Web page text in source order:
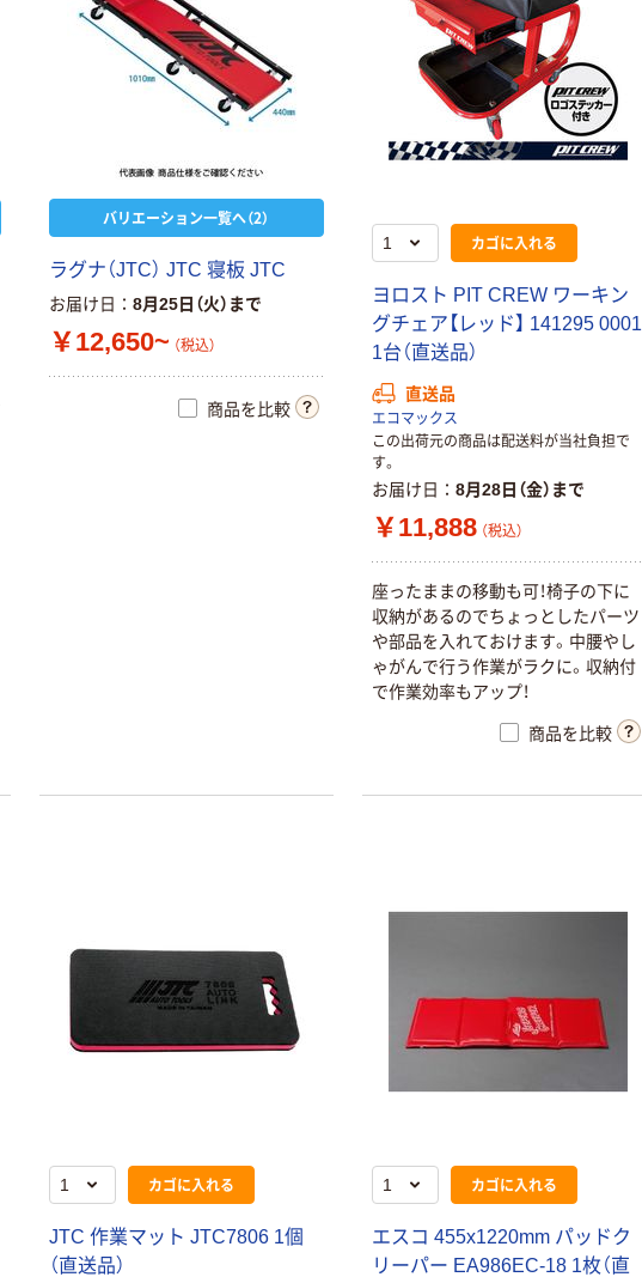
バリエーション一覧へ（2）
ラグナ（JTC） JTC 寝板 JTC
お届け日 8月25日（火）まで
￥12,650~ （税込）
商品を比較
カゴに入れる
ヨロスト PIT CREW ワーキン
グチェア【レッド】 141295 0001
1台（直送品）
直送品
エコマックス
この出荷元の商品は配送料が当社負担で
す。
お届け日 8月28日（金）まで
￥11,888 （税込）
座ったままの移動も可！椅子の下に
収納があるのでちょっとしたパーツ
や部品を入れておけます。中腰やし
ゃがんで行う作業がラクに。収納付
で作業効率もアップ！
商品を比較
カゴに入れる
JTC 作業マット JTC7806 1個
（直送品）
カゴに入れる
エスコ 455x1220mm パッドク
リーパー EA986EC-18 1枚（直